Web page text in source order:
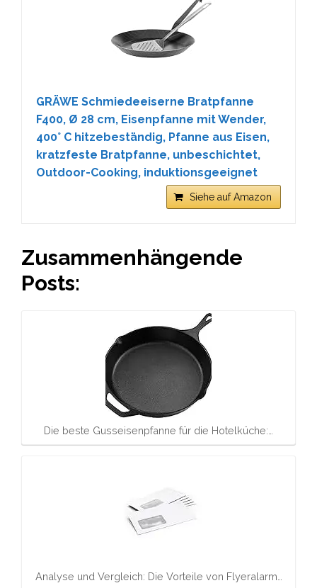
GRÄWE Schmiedeeiserne Bratpfanne
F400, Ø 28 cm, Eisenpfanne mit Wender,
400° C hitzebeständig, Pfanne aus Eisen,
kratzfeste Bratpfanne, unbeschichtet,
Outdoor-Cooking, induktionsgeeignet
Siehe auf Amazon
Zusammenhängende
Posts:
Die beste Gusseisenpfanne für die Hotelküche:…
Analyse und Vergleich: Die Vorteile von Flyeralarm…